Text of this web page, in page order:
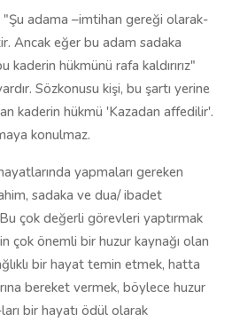
adama –imtihan gereği olarak-
Ancak eğer bu adam sadaka
kaderin hükmünü rafa kaldırırız"
Sözkonusu kişi, bu şartı yerine
kaderin hükmü 'Kazadan affedilir'.
konulmaz.
yapmaları gereken
sadaka ve dua/ ibadet
çok değerli görevleri yaptırmak
çok önemli bir huzur kaynağı olan
bir hayat temin etmek, hatta
bereket vermek, böylece huzur
bir hayatı ödül olarak